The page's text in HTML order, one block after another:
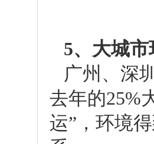
5、大城
广州、深
去年的25%
运”，环境